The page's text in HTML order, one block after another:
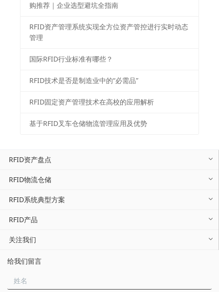
购推荐｜企业选型避坑全指南
RFID资产管理系统实现全方位资产管控进行实时动态
管理
国际RFID行业标准有哪些？
RFID技术是否是制造业中的“必需品”
RFID固定资产管理技术在高校的应用解析
基于RFID叉车仓储物流管理应用及优势
RFID资产盘点
RFID物流仓储
RFID系统典型方案
RFID产品
关注我们
给我们留言